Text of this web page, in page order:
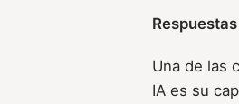
Una de las
IA es su